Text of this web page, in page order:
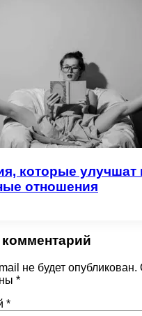
которые улучшат
отношения
не будет опубликован.
*
*